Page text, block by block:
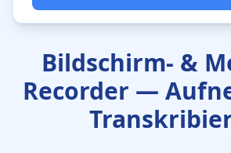
Bildschirm- &
Recorder —